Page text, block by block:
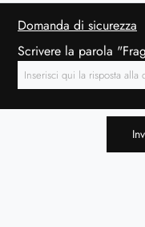
Domanda di sicurezza
Scrivere la parola